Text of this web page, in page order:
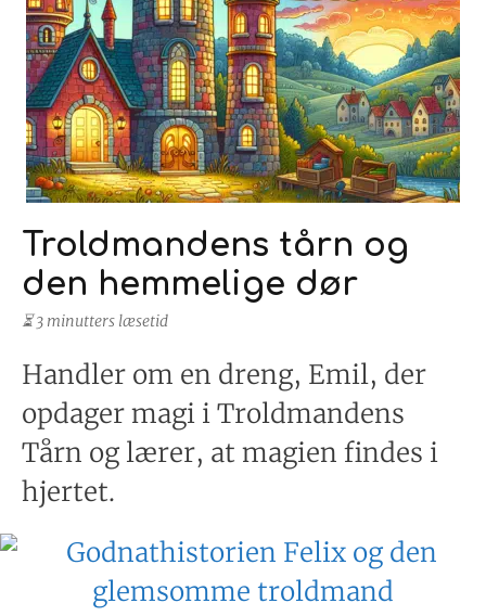
Troldmandens tårn og
den hemmelige dør
⏳ 3 minutters læsetid
Handler om en dreng, Emil, der
opdager magi i Troldmandens
Tårn og lærer, at magien findes i
hjertet.